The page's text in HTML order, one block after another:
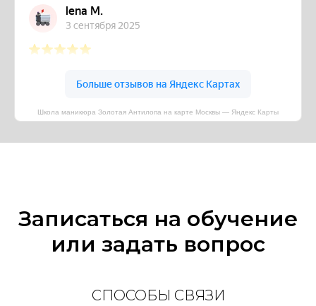
Школа маникюра Золотая Антилопа на карте Москвы — Яндекс Карты
Записаться на обучение
или задать вопрос
СПОСОБЫ СВЯЗИ